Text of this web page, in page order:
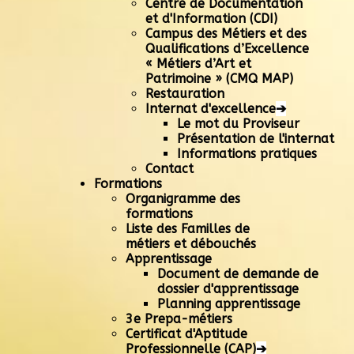
Centre de Documentation
et d'Information (CDI)
Campus des Métiers et des
Qualifications d’Excellence
« Métiers d’Art et
Patrimoine » (CMQ MAP)
Restauration
Internat d'excellence➔
Le mot du Proviseur
Présentation de l'internat
Informations pratiques
Contact
Formations
Organigramme des
formations
Liste des Familles de
métiers et débouchés
Apprentissage
Document de demande de
dossier d'apprentissage
Planning apprentissage
3e Prepa-métiers
Certificat d'Aptitude
Professionnelle (CAP)➔